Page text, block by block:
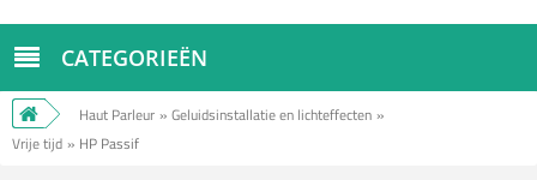
CATEGORIEËN
Haut Parleur » Geluidsinstallatie en lichteffecten »
Vrije tijd » HP Passif